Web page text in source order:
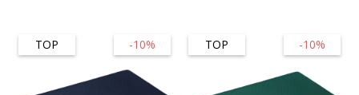
-10%
TOP -10%
TOP